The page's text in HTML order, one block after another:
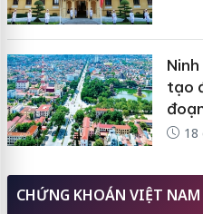
tạo
18
CHỨNG KHOÁN VIỆT NAM